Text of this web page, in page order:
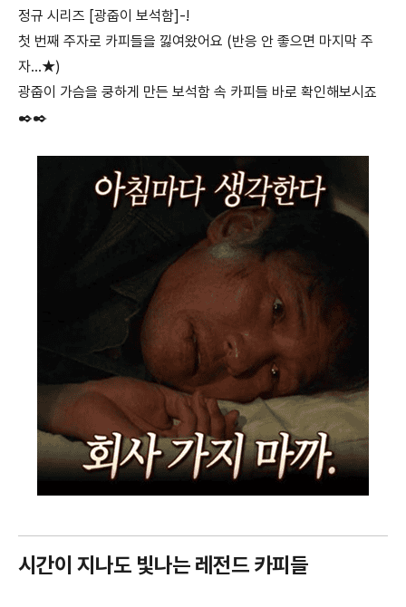
정규 시리즈 [광줍이 보석함]-!
첫 번째 주자로 카피들을 낋여왔어요 (반응 안 좋으면 마지막 주
자…★)
광줍이 가슴을 쿵하게 만든 보석함 속 카피들 바로 확인해보시죠
✒️✒️
시간이 지나도 빛나는 레전드 카피들